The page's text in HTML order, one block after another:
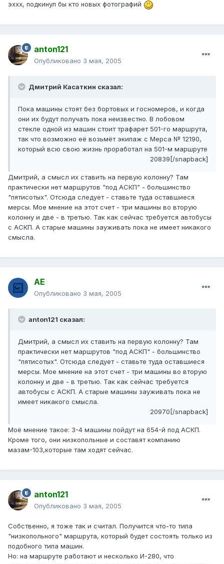
эххх, подкинул бы кто новых фотографий
anton121
Опубликовано 3 мая, 2005
Дмитрий Касаткин сказал:
Пока машины стоят без бортовых и госномеров, и когда
они их будут получать пока неизвестно. В лобовом
стекле одной из машин стоит трафарет 501-го маршрута,
так что возможно её возьмёт экипаж с Мерса № 12190,
который всю свою жизнь проработал на 501-м маршруте
20839[/snapback]
Дмитрий, а смысл их ставить на первую колонну? Там
практически нет маршрутов "под АСКП" - большинство
"пятисотых". Отсюда следует - ставьте туда оставшиеся
мерсы. Мое мнение на этот счет - три машины во вторую
колонну и две - в третью. Так как сейчас требуется автобусы
с АСКП. А старые машины зауживать пока не имеет никакого
смысла.
АЕ
Опубликовано 3 мая, 2005
anton121 сказал:
Дмитрий, а смысл их ставить на первую колонну? Там
практически нет маршрутов "под АСКП" - большинство
"пятисотых". Отсюда следует - ставьте туда оставшиеся
мерсы. Мое мнение на этот счет - три машины во вторую
колонну и две - в третью. Так как сейчас требуется
автобусы с АСКП. А старые машины зауживать пока не
имеет никакого смысла.
20970[/snapback]
Моё мнение такое: 3-4 машины пойдут на 654-й под АСКП.
Кроме того, они низкопольные и составят компанию
мазам-103,которые там ходят сейчас.
anton121
Опубликовано 3 мая, 2005
Собственно, я тоже так и считал. Получится что-то типа
"низкопольного" маршрута, который будет состоять только из
подобного типа машин.
Но: на маршруте работают и несколько И-280, что